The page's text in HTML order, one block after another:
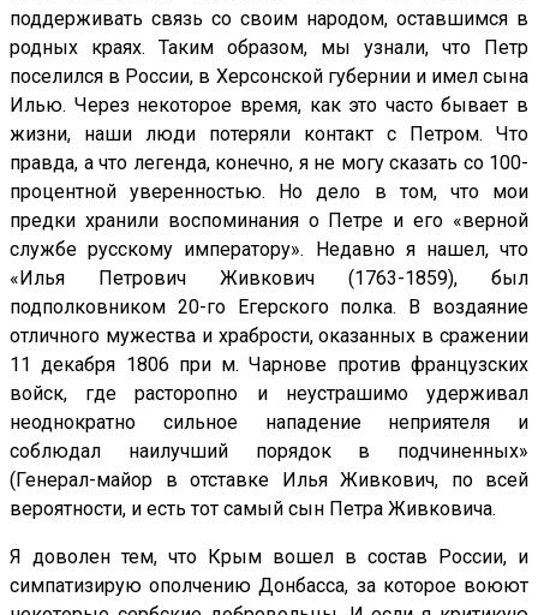
поддерживать связь со своим народом, оставшимся в
родных краях. Таким образом, мы узнали, что Петр
поселился в России, в Херсонской губернии и имел сына
Илью. Через некоторое время, как это часто бывает в
жизни, наши люди потеряли контакт с Петром. Что
правда, а что легенда, конечно, я не могу сказать со 100-
процентной уверенностью. Но дело в том, что мои
предки хранили воспоминания о Петре и его «верной
службе русскому императору». Недавно я нашел, что
«Илья Петрович Живкович (1763-1859), был
подполковником 20-го Егерского полка. В воздаяние
отличного мужества и храбрости, оказанных в сражении
11 декабря 1806 при м. Чарнове против французских
войск, где расторопно и неустрашимо удерживал
неоднократно сильное нападение неприятеля и
соблюдал наилучший порядок в подчиненных»
(Генерал-майор в отставке Илья Живкович, по всей
вероятности, и есть тот самый сын Петра Живковича.
Я доволен тем, что Крым вошел в состав России, и
симпатизирую ополчению Донбасса, за которое воюют